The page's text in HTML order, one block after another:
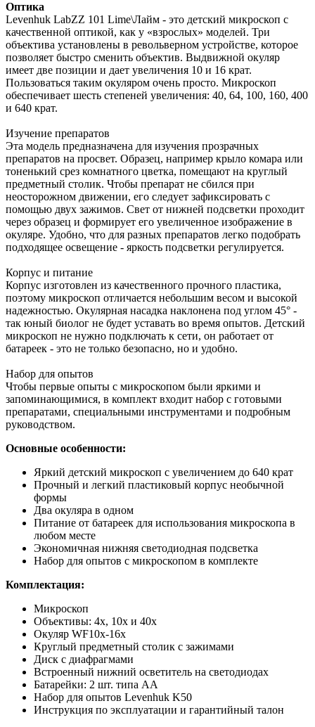
Оптика
Levenhuk LabZZ 101 Lime\Лайм - это детский микроскоп с
качественной оптикой, как у «взрослых» моделей. Три
объектива установлены в револьверном устройстве, которое
позволяет быстро сменить объектив. Выдвижной окуляр
имеет две позиции и дает увеличения 10 и 16 крат.
Пользоваться таким окуляром очень просто. Микроскоп
обеспечивает шесть степеней увеличения: 40, 64, 100, 160, 400
и 640 крат.
Изучение препаратов
Эта модель предназначена для изучения прозрачных
препаратов на просвет. Образец, например крыло комара или
тоненький срез комнатного цветка, помещают на круглый
предметный столик. Чтобы препарат не сбился при
неосторожном движении, его следует зафиксировать с
помощью двух зажимов. Свет от нижней подсветки проходит
через образец и формирует его увеличенное изображение в
окуляре. Удобно, что для разных препаратов легко подобрать
подходящее освещение - яркость подсветки регулируется.
Корпус и питание
Корпус изготовлен из качественного прочного пластика,
поэтому микроскоп отличается небольшим весом и высокой
надежностью. Окулярная насадка наклонена под углом 45° -
так юный биолог не будет уставать во время опытов. Детский
микроскоп не нужно подключать к сети, он работает от
батареек - это не только безопасно, но и удобно.
Набор для опытов
Чтобы первые опыты с микроскопом были яркими и
запоминающимися, в комплект входит набор с готовыми
препаратами, специальными инструментами и подробным
руководством.
Основные особенности:
Яркий детский микроскоп с увеличением до 640 крат
Прочный и легкий пластиковый корпус необычной
формы
Два окуляра в одном
Питание от батареек для использования микроскопа в
любом месте
Экономичная нижняя светодиодная подсветка
Набор для опытов с микроскопом в комплекте
Комплектация:
Микроскоп
Объективы: 4х, 10х и 40х
Окуляр WF10x-16x
Круглый предметный столик с зажимами
Диск с диафрагмами
Встроенный нижний осветитель на светодиодах
Батарейки: 2 шт. типа АА
Набор для опытов Levenhuk K50
Инструкция по эксплуатации и гарантийный талон